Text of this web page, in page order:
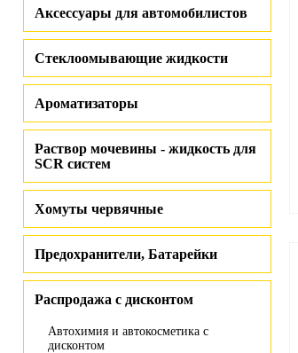
Аксессуары для автомобилистов
Стеклоомывающие жидкости
Ароматизаторы
Раствор мочевины - жидкость для
SCR систем
Хомуты червячные
Предохранители, Батарейки
Распродажа с дисконтом
Автохимия и автокосметика с
дисконтом